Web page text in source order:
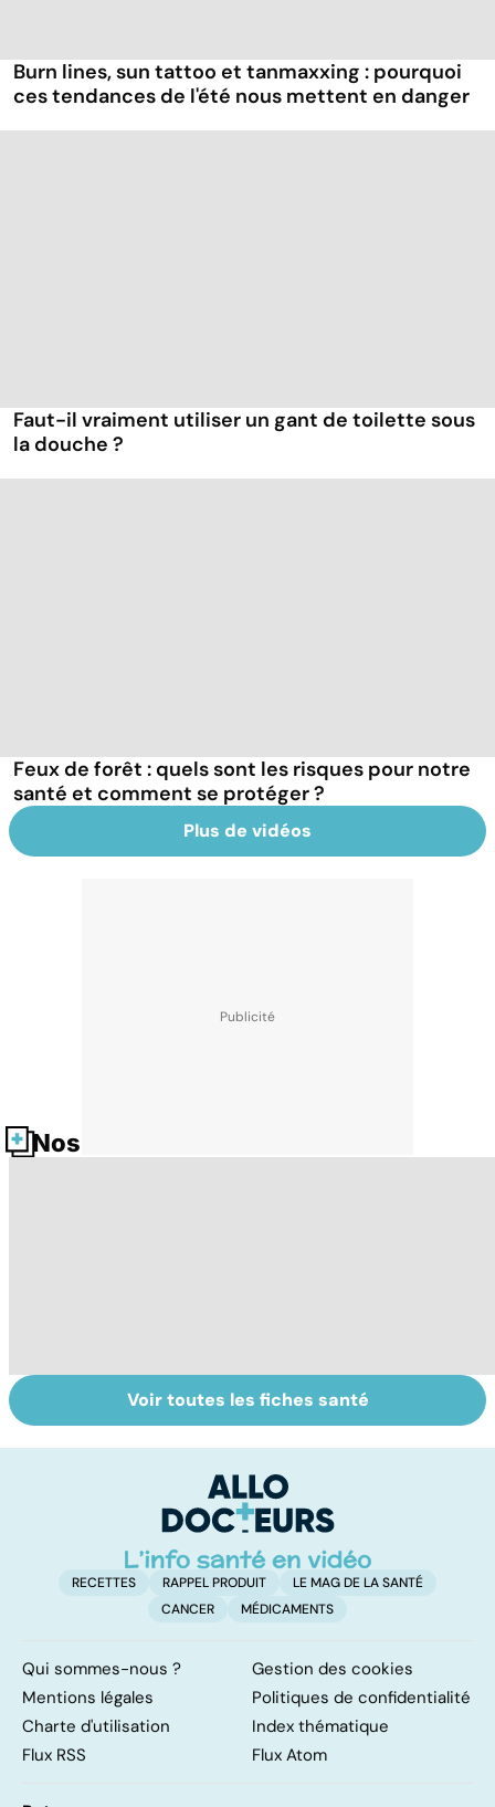
Burn lines, sun tattoo et tanmaxxing : pourquoi
ces tendances de l'été nous mettent en danger
Faut-il vraiment utiliser un gant de toilette sous
la douche ?
Feux de forêt : quels sont les risques pour notre
santé et comment se protéger ?
Plus de vidéos
Nos fiches santé
Tout savoir sur le
vitiligo
Prurit,
démangeaisons :
peau qui gratte !
Voir toutes les fiches santé
RECETTES RAPPEL PRODUIT
LE MAG DE LA SANTÉ
CANCER
MÉDICAMENTS
Qui sommes-nous ?
Gestion des cookies
Mentions légales
Politiques de confidentialité
Charte d'utilisation
Index thématique
Flux RSS
Flux Atom